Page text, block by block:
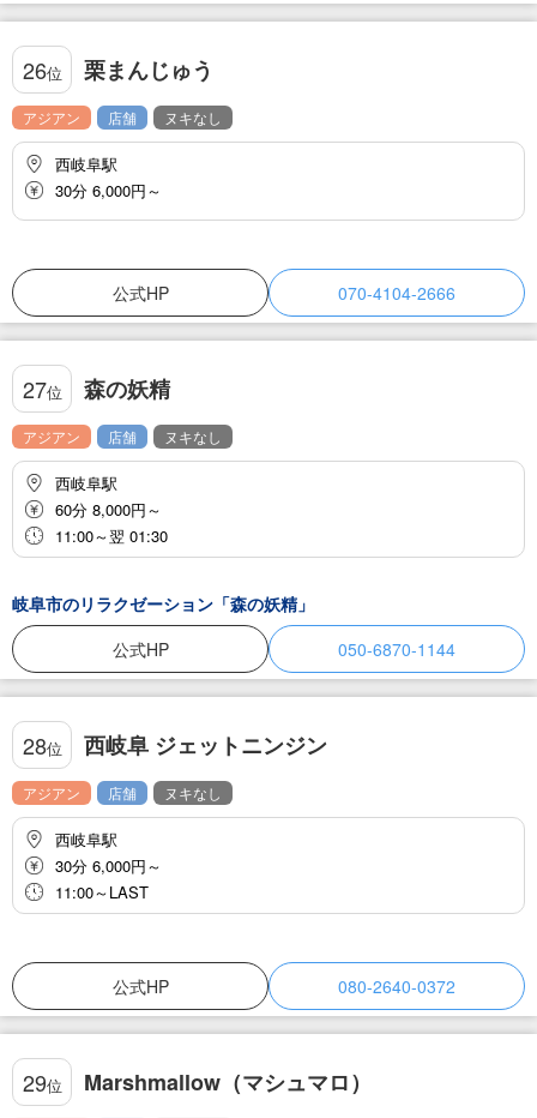
26位 栗まんじゅう
アジアン 店舗 ヌキなし
西岐阜駅
30分 6,000円～
公式HP 070-4104-2666
27位 森の妖精
アジアン 店舗 ヌキなし
西岐阜駅
60分 8,000円～
11:00～翌 01:30
岐阜市のリラクゼーション「森の妖精」
公式HP
050-6870-1144
28位 西岐阜 ジェットニンジン
アジアン 店舗 ヌキなし
西岐阜駅
30分 6,000円～
11:00～LAST
公式HP 080-2640-0372
29位 Marshmallow（マシュマロ）